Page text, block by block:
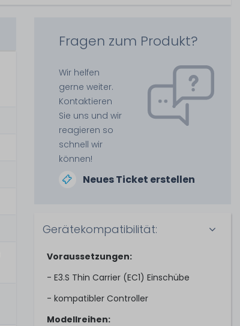
Fragen zum Produkt?
Wir helfen
gerne weiter.
Kontaktieren
Sie uns und wir
reagieren so
schnell wir
können!
Neues Ticket erstellen
Gerätekompatibilität:
Voraussetzungen:
- E3.S Thin Carrier (EC1) Einschübe
- kompatibler Controller
Modellreihen: